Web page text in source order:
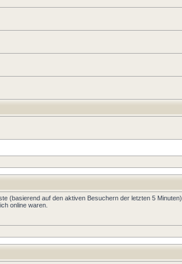
(basierend auf den aktiven Besuchern der letzten 5 Minuten)
online waren.